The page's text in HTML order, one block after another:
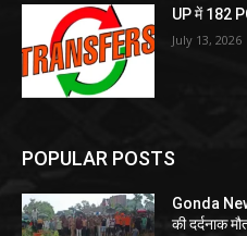
UP में 182
July 13, 2026
POPULAR POSTS
Gonda
की दर्दनाक